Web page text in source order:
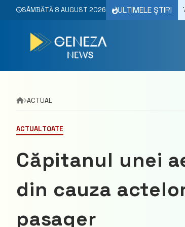
SÂMBĂTĂ 8 AUGUST 2026 ULTIMELE ȘTIRI
MIHAI POPȘOI, ÎN DISCUȚII CU EURODEPUTATUL
ACTUAL
ACTUALTOATE
Căpitanul unei
din cauza
pasager